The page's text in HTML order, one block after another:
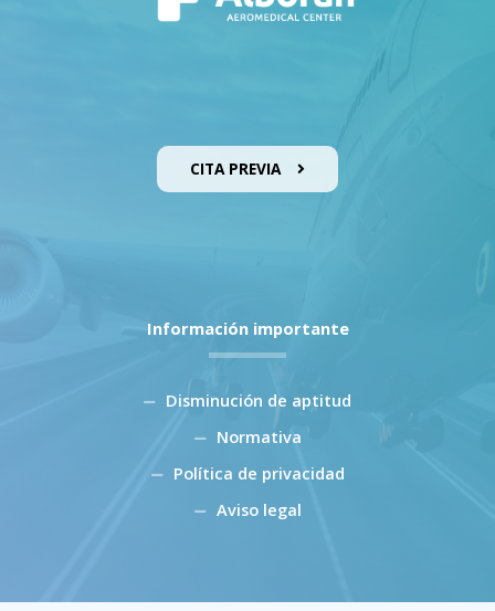
CITA PREVIA
Información importante
Disminución de aptitud
Normativa
Política de privacidad
Aviso legal